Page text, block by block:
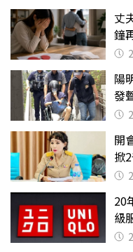
丈
鐘
還
陽
發
開
掀
20
級